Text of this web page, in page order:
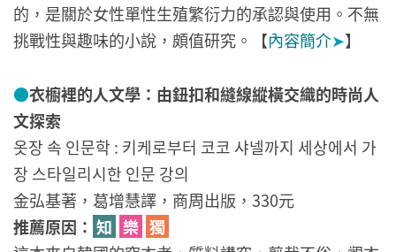
的，是關於女性單性生殖繁衍力的承認與使用。不無
挑戰性與趣味的小說，頗值研究。【內容簡介➤】
●衣櫥裡的人文學：由鈕扣和縫線縱橫交織的時尚人
文探索
옷장 속 인문학 : 키케로부터 코코 샤넬까지 세상에서 가
장 스타일리시한 인문 강의
金弘基著，葛增慧譯，商周出版，330元
推薦原因： 知 樂 獨